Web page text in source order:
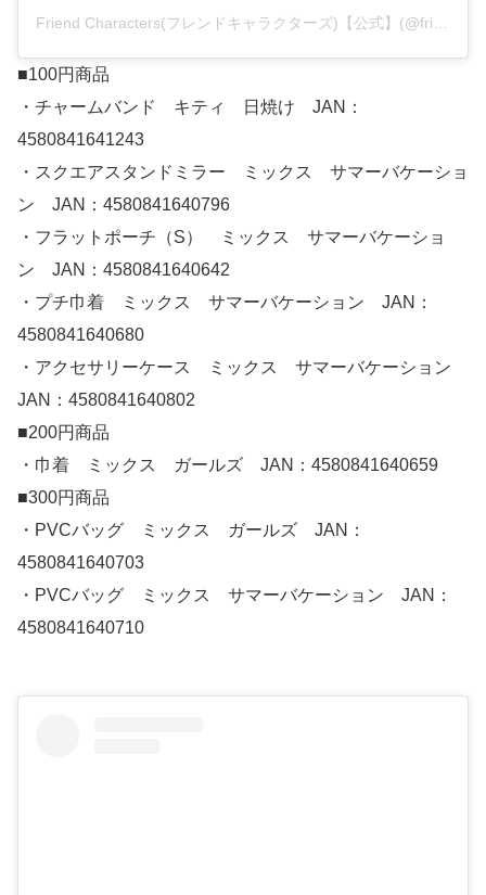
■100円商品
・チャームバンド キティ 日焼け JAN：
4580841641243
・スクエアスタンドミラー ミックス サマーバケーショ
ン JAN：4580841640796
・フラットポーチ（S） ミックス サマーバケーショ
ン JAN：4580841640642
・プチ巾着 ミックス サマーバケーション JAN：
4580841640680
・アクセサリーケース ミックス サマーバケーション
JAN：4580841640802
■200円商品
・巾着 ミックス ガールズ JAN：4580841640659
■300円商品
・PVCバッグ ミックス ガールズ JAN：
4580841640703
・PVCバッグ ミックス サマーバケーション JAN：
4580841640710